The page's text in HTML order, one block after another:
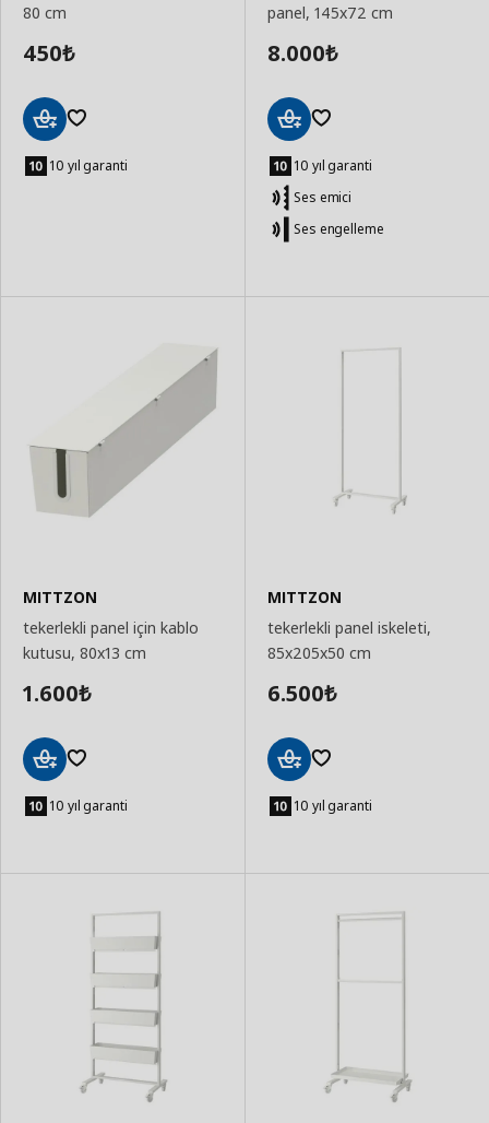
80 cm
450₺
Ekle 10 yıl garanti
panel, 145x72 cm
8.000₺
Ekle 10 yıl garanti
Ses emici
Ses engelleme
MITTZON
tekerlekli panel için kablo
kutusu, 80x13 cm
1.600₺
Ekle 10 yıl garanti
MITTZON
tekerlekli panel iskeleti,
85x205x50 cm
6.500₺
Ekle 10 yıl garanti